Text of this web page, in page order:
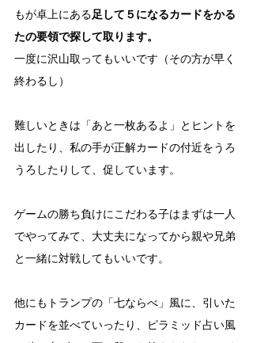
もが卓上にある足して５になるカードをかる
たの要領で探して取ります。
一度に沢山取ってもいいです（その方が早く
終わるし）
難しいときは「あと一枚あるよ」とヒントを
出したり、私の手が正解カードの付近をうろ
うろしたりして、促しています。
ゲームの勝ち負けにこだわる子はまずは一人
でやってみて、大丈夫になってから親や兄弟
と一緒に対戦してもいいです。
他にもトランプの「七ならべ」風に、引いた
カードを並べていったり、ピラミッド占い風